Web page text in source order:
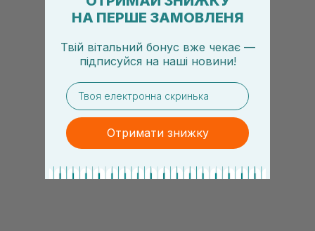
НА ПЕРШЕ ЗАМОВЛЕНЯ
Твій вітальний бонус вже чекає —
підписуйся на наші новини!
email
Отримати знижку